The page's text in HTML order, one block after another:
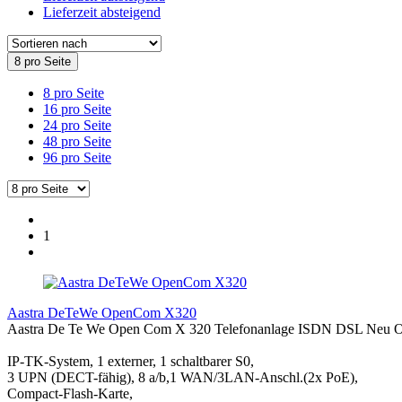
Lieferzeit absteigend
8 pro Seite
8 pro Seite
16 pro Seite
24 pro Seite
48 pro Seite
96 pro Seite
1
Aastra DeTeWe OpenCom X320
Aastra De Te We Open Com X 320 Telefonanlage ISDN DSL Neu
IP-TK-System, 1 externer, 1 schaltbarer S0,
3 UPN (DECT-fähig), 8 a/b,1 WAN/3LAN-Anschl.(2x PoE),
Compact-Flash-Karte,